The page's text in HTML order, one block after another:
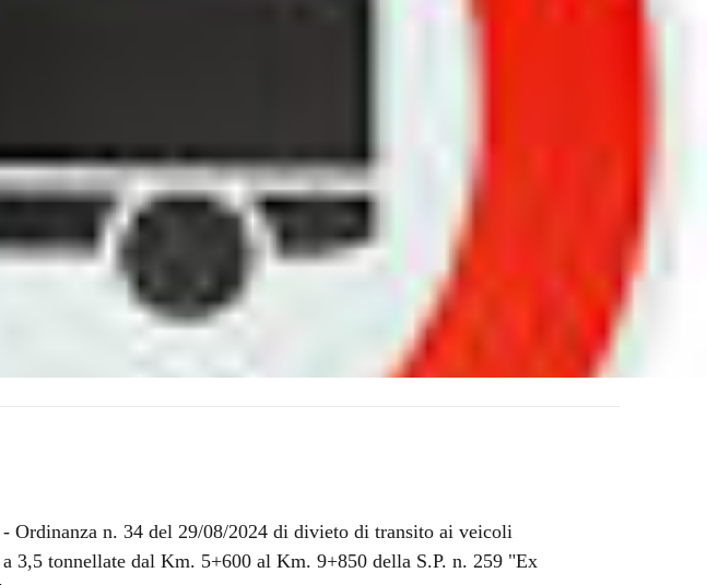
Ordinanza n. 34 del 29/08/2024 di divieto di transito ai veicoli
a 3,5 tonnellate dal Km. 5+600 al Km. 9+850 della S.P. n. 259 "Ex